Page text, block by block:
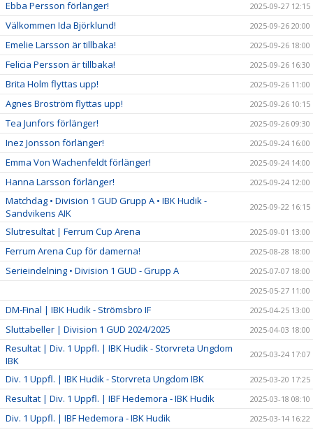
Ebba Persson förlänger! 2025-09-27 12:15
Välkommen Ida Björklund! 2025-09-26 20:00
Emelie Larsson är tillbaka! 2025-09-26 18:00
Felicia Persson är tillbaka! 2025-09-26 16:30
Brita Holm flyttas upp! 2025-09-26 11:00
Agnes Broström flyttas upp! 2025-09-26 10:15
Tea Junfors förlänger! 2025-09-26 09:30
Inez Jonsson förlänger! 2025-09-24 16:00
Emma Von Wachenfeldt förlänger! 2025-09-24 14:00
Hanna Larsson förlänger! 2025-09-24 12:00
Matchdag • Division 1 GUD Grupp A • IBK Hudik -
Sandvikens AIK
2025-09-22 16:15
Slutresultat | Ferrum Cup Arena 2025-09-01 13:00
Ferrum Arena Cup för damerna! 2025-08-28 18:00
Serieindelning • Division 1 GUD - Grupp A
2025-07-07 18:00
2025-05-27 11:00
DM-Final | IBK Hudik - Strömsbro IF 2025-04-25 13:00
Sluttabeller | Division 1 GUD 2024/2025 2025-04-03 18:00
Resultat | Div. 1 Uppfl. | IBK Hudik - Storvreta Ungdom
IBK
2025-03-24 17:07
Div. 1 Uppfl. | IBK Hudik - Storvreta Ungdom IBK 2025-03-20 17:25
Resultat | Div. 1 Uppfl. | IBF Hedemora - IBK Hudik 2025-03-18 08:10
Div. 1 Uppfl. | IBF Hedemora - IBK Hudik 2025-03-14 16:22